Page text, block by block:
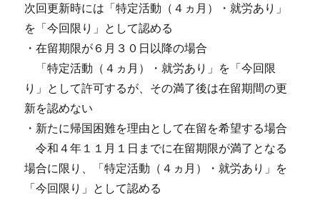
次回更新時には「特定活動（４ヵ月）・就労あり」
を「今回限り」として認める
・在留期限が６月３０日以降の場合
「特定活動（４ヵ月）・就労あり」を「今回限
り」として許可するが、その満了後は在留期間の更
新を認めない
・新たに帰国困難を理由として在留を希望する場合
令和４年１１月１日までに在留期限が満了となる
場合に限り、「特定活動（４ヵ月）・就労あり」を
「今回限り」として認める